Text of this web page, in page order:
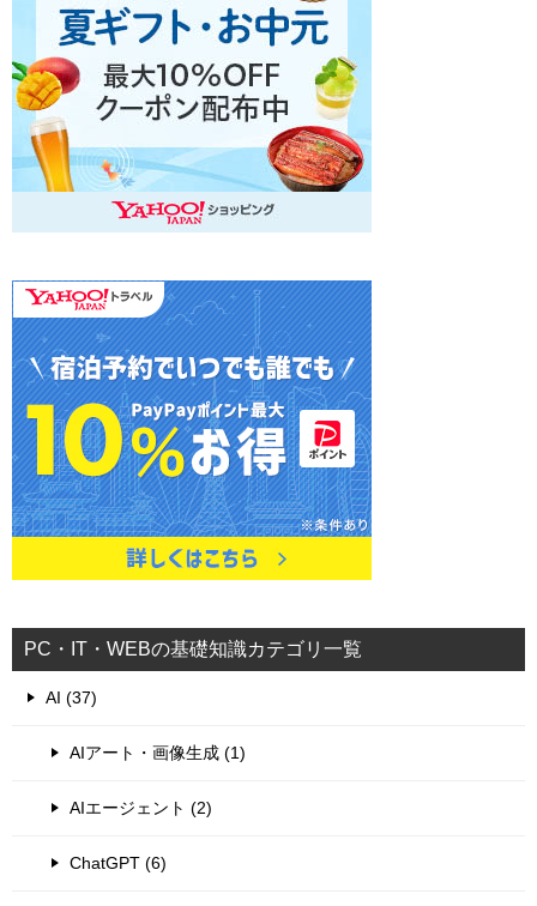
PC・IT・WEBの基礎知識カテゴリ一覧
AI (37)
AIアート・画像生成 (1)
AIエージェント (2)
ChatGPT (6)